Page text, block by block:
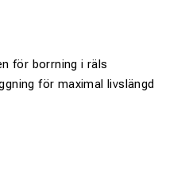
för borrning i räls
för maximal livslängd